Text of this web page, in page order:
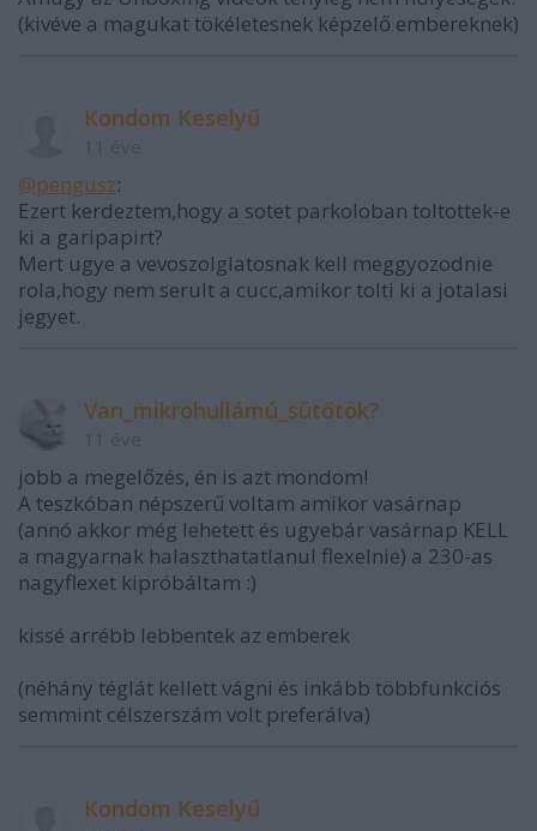
(kivéve a magukat tökéletesnek képzelő embereknek)
Kondom Keselyű
@pengusz:
Ezert kerdeztem,hogy a sotet parkoloban toltottek-e
ki a garipapirt?
Mert ugye a vevoszolglatosnak kell meggyozodnie
rola,hogy nem serult a cucc,amikor tolti ki a jotalasi
jegyet.
Van_mikrohullámú_sütőtök?
jobb a megelőzés, én is azt mondom!
A teszkóban népszerű voltam amikor vasárnap
(annó akkor még lehetett és ugyebár vasárnap KELL
a magyarnak halaszthatatlanul flexelnie) a 230-as
nagyflexet kipróbáltam :)
kissé arrébb lebbentek az emberek
(néhány téglát kellett vágni és inkább többfunkciós
semmint célszerszám volt preferálva)
Kondom Keselyű